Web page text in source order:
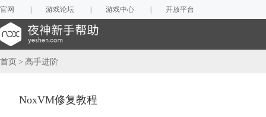
官网 游戏论坛 游戏中心 开放平台
首页 高手进阶
NoxVM修复教程